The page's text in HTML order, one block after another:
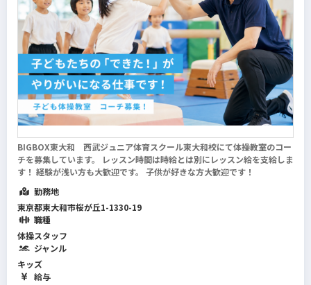
BIGBOX東大和 西武ジュニア体育スクール東大和校にて体操教室のコー
チを募集しています。 レッスン時間は時給とは別にレッスン給を支給しま
す！ 経験が浅い方も大歓迎です。 子供が好きな方大歓迎です！
勤務地
東京都東大和市桜が丘1-1330-19
職種
体操スタッフ
ジャンル
キッズ
給与